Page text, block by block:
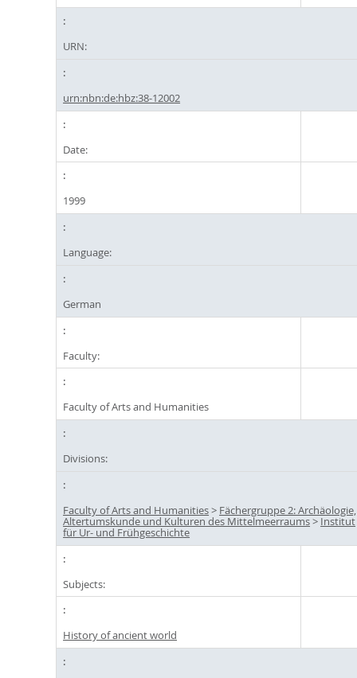
URN:
urn:nbn:de:hbz:38-12002
Date:
1999
Language:
German
Faculty:
Faculty of Arts and Humanities
Divisions:
Faculty of Arts and Humanities> Fächergruppe 2: Archäologie,
Altertumskunde und Kulturen des Mittelmeerraums> Institut
für Ur- und Frühgeschichte
Subjects:
History of ancient world